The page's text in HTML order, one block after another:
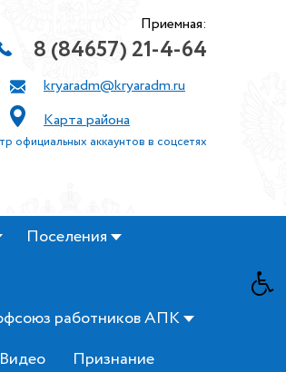
Приемная:
8 (84657) 21-4-64
kryaradm@kryaradm.ru
Карта района
официальных аккаунтов в соцсетях
Поселения
работников АПК
Признание